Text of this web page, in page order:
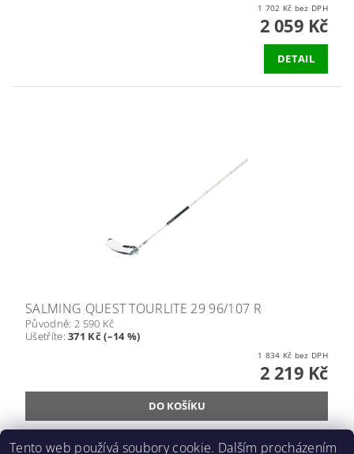
1 702 Kč bez DPH
2 059 Kč
DETAIL
SALMING QUEST TOURLITE 29 96/107 R
Původně: 2 590 Kč
Ušetříte:371 Kč (–14 %)
1 834 Kč bez DPH
2 219 Kč
Tento web používá soubory cookie. Dalším procházením